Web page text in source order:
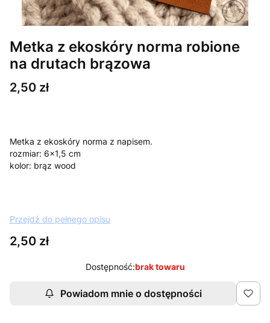
Metka z ekoskóry norma robione
na drutach brązowa
Cena
2,50 zł
Metka z ekoskóry norma z napisem.
rozmiar: 6x1,5 cm
kolor: brąz wood
Przejdź do pełnego opisu
Cena
2,50 zł
Dostępność:brak towaru
Powiadom mnie o dostępności